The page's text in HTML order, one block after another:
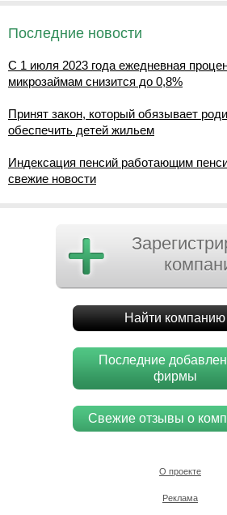
Последние новости
С 1 июля 2023 года ежедневная
микрозаймам снизится до 0,8%
Принят закон, который обязывает
обеспечить детей жильем
Индексация пенсий работающим
свежие новости
Найти компанию
Последние
фирмы
Свежие отзывы о
О проекте
Реклама